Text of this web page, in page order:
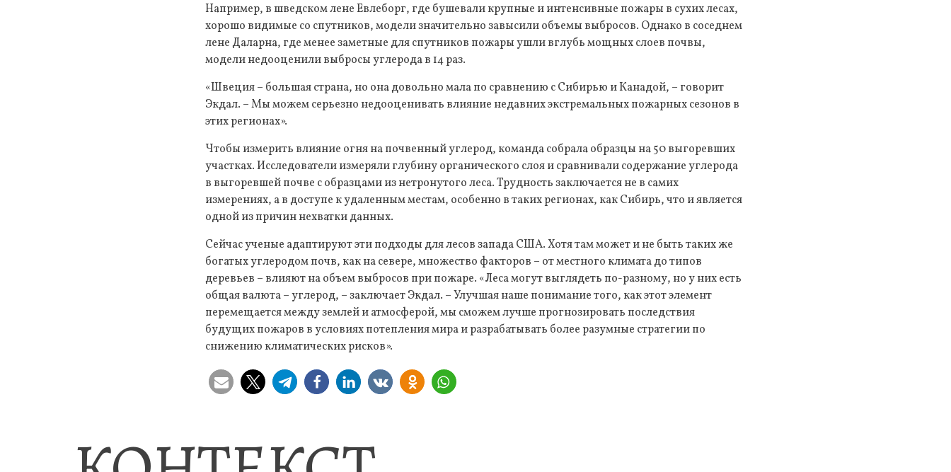
Например, в шведском лене Евлеборг, где бушевали крупные и интенсивные пожары в сухих лесах,
хорошо видимые со спутников, модели значительно завысили объемы выбросов. Однако в соседнем
лене Даларна, где менее заметные для спутников пожары ушли вглубь мощных слоев почвы,
модели недооценили выбросы углерода в 14 раз.
«Швеция – большая страна, но она довольно мала по сравнению с Сибирью и Канадой, – говорит
Экдал. – Мы можем серьезно недооценивать влияние недавних экстремальных пожарных сезонов в
этих регионах».
Чтобы измерить влияние огня на почвенный углерод, команда собрала образцы на 50 выгоревших
участках. Исследователи измеряли глубину органического слоя и сравнивали содержание углерода
в выгоревшей почве с образцами из нетронутого леса. Трудность заключается не в самих
измерениях, а в доступе к удаленным местам, особенно в таких регионах, как Сибирь, что и является
одной из причин нехватки данных.
Сейчас ученые адаптируют эти подходы для лесов запада США. Хотя там может и не быть таких же
богатых углеродом почв, как на севере, множество факторов – от местного климата до типов
деревьев – влияют на объем выбросов при пожаре. «Леса могут выглядеть по-разному, но у них есть
общая валюта – углерод, – заключает Экдал. – Улучшая наше понимание того, как этот элемент
перемещается между землей и атмосферой, мы сможем лучше прогнозировать последствия
будущих пожаров в условиях потепления мира и разрабатывать более разумные стратегии по
снижению климатических рисков».